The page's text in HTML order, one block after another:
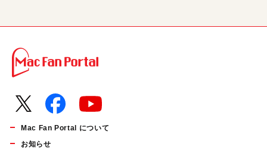
Mac Fan Portal について
お知らせ